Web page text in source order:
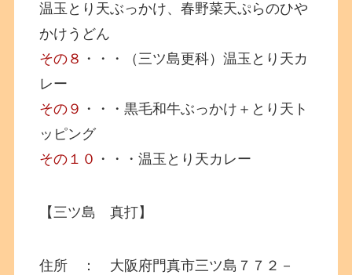
温玉とり天ぶっかけ、春野菜天ぷらのひや
かけうどん
その８ ・・・（三ツ島更科）温玉とり天カ
レー
その９ ・・・黒毛和牛ぶっかけ＋とり天ト
ッピング
その１０ ・・・温玉とり天カレー
【三ツ島 真打】
住所 ： 大阪府門真市三ツ島７７２－